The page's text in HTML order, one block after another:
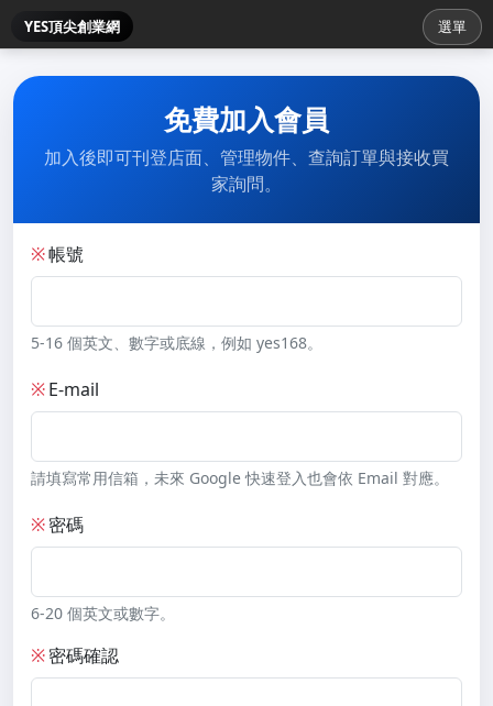
YES頂尖創業網 選單
免費加入會員
加入後即可刊登店面、管理物件、查詢訂單與接收買
家詢問。
※帳號
5-16 個英文、數字或底線，例如 yes168。
※E-mail
請填寫常用信箱，未來 Google 快速登入也會依 Email 對應。
※密碼
6-20 個英文或數字。
※密碼確認